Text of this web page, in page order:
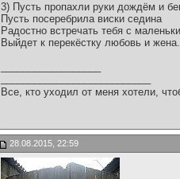
3) Пусть пропахли руки дождём и
Пусть посеребрила виски седина
Радостно встречать тебя с
Выйдет к перекёстку любовь и жена.
Все, кто уходил от меня хотели,
28.08.2015, 22:59